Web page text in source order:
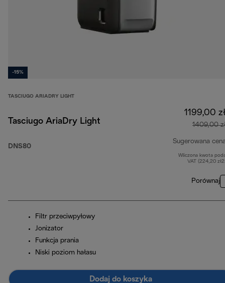
-15%
TASCIUGO ARIADRY LIGHT
Tasciugo AriaDry Light
DNS80
1199,00
1409,00
Sugerowana
Wliczona kwota
VAT (224,20
Porównaj
Filtr przeciwpyłowy
Jonizator
Funkcja prania
Niski poziom hałasu
Dodaj do koszyka